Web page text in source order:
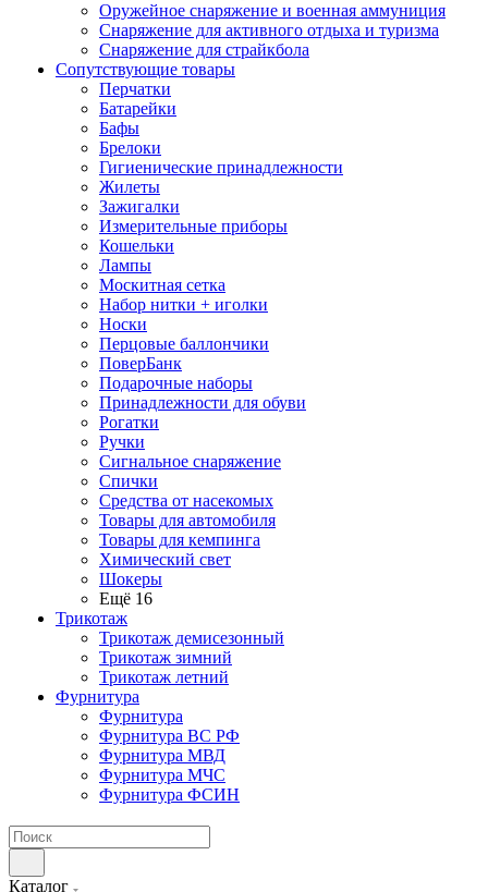
Оружейное снаряжение и военная аммуниция
Снаряжение для активного отдыха и туризма
Снаряжение для страйкбола
Сопутствующие товары
Перчатки
Батарейки
Бафы
Брелоки
Гигиенические принадлежности
Жилеты
Зажигалки
Измерительные приборы
Кошельки
Лампы
Москитная сетка
Набор нитки + иголки
Носки
Перцовые баллончики
ПоверБанк
Подарочные наборы
Принадлежности для обуви
Рогатки
Ручки
Сигнальное снаряжение
Спички
Средства от насекомых
Товары для автомобиля
Товары для кемпинга
Химический свет
Шокеры
Ещё 16
Трикотаж
Трикотаж демисезонный
Трикотаж зимний
Трикотаж летний
Фурнитура
Фурнитура
Фурнитура ВС РФ
Фурнитура МВД
Фурнитура МЧС
Фурнитура ФСИН
Каталог